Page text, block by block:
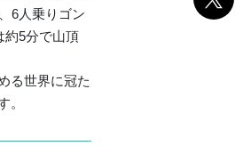
6人乗りゴン
約5分で山頂
る世界に冠た
。